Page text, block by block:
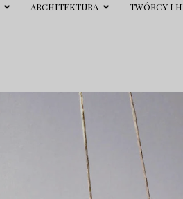
ARCHITEKTURA TWÓRCY I